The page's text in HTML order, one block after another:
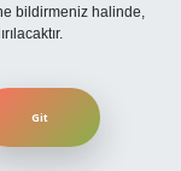
bildirmeniz halinde,